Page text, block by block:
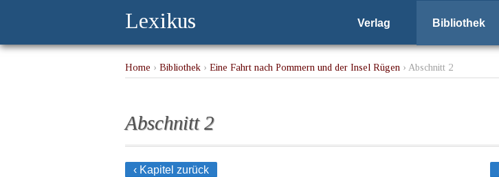
Lexikus Verlag Bibliothek
Home › Bibliothek › Eine Fahrt nach Pommern und der Insel Rügen › Abschnitt 2
Abschnitt 2
‹ Kapitel zurück